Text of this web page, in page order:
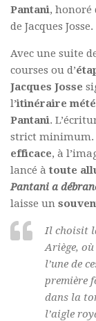
Pantani, honoré
de Jacques Josse.
Avec une suite
courses ou d’
Jacques Josse
l’itinéraire
Pantani.
strict minimum.
efficace, à
lancé à toute
Pantani a
laisse un
Il choisit
Ariège,
l’une de
première
dans la
l’aigle